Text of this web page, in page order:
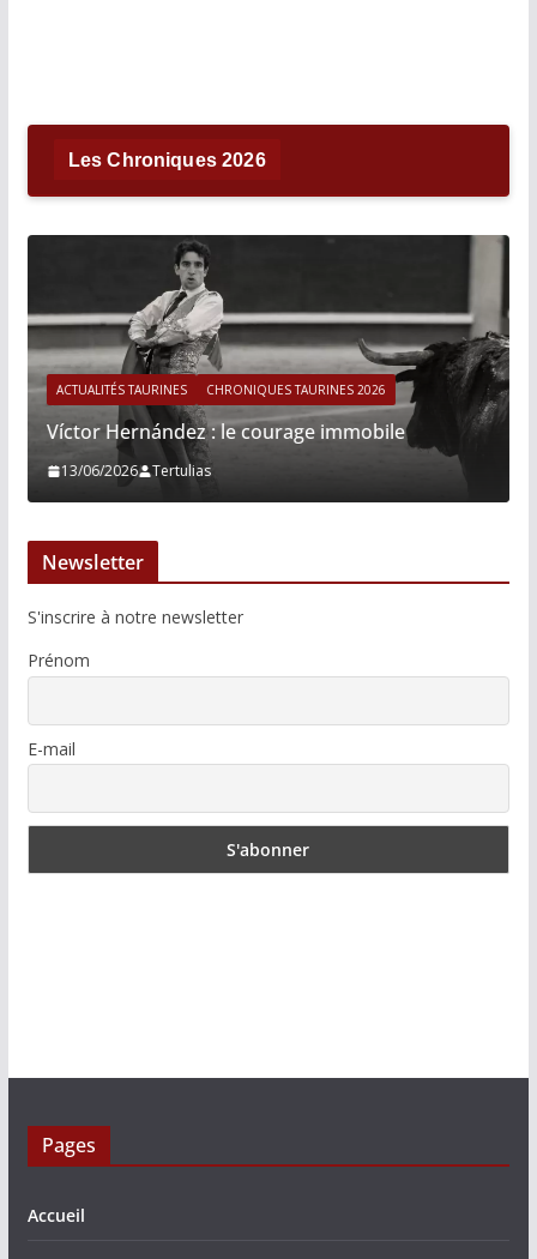
Les Chroniques 2026
ACTUALITÉS TAURINES CHRONIQUES TAURINES 2026
Víctor Hernández : le courage immobile
13/06/2026 Tertulias
Newsletter
S'inscrire à notre newsletter
Prénom
E-mail
Pages
Accueil